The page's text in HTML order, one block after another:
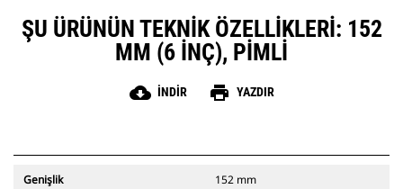
ŞU ÜRÜNÜN TEKNIK ÖZELLIKLERI: 152
MM (6 INÇ), PIMLI
cloud_download İNDIR print YAZDIR
Genişlik 152 mm